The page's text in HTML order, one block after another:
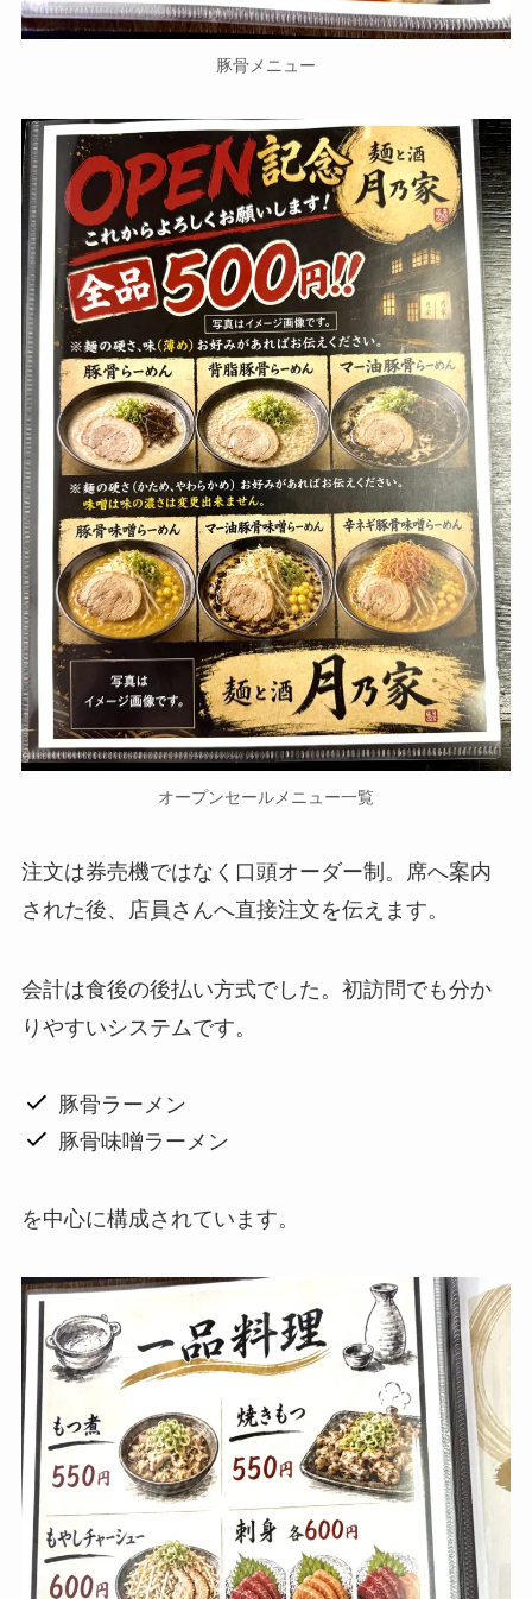
豚骨メニュー
オープンセールメニュー一覧
注文は券売機ではなく口頭オーダー制。席へ案内
された後、店員さんへ直接注文を伝えます。
会計は食後の後払い方式でした。初訪問でも分か
りやすいシステムです。
豚骨ラーメン
豚骨味噌ラーメン
を中心に構成されています。